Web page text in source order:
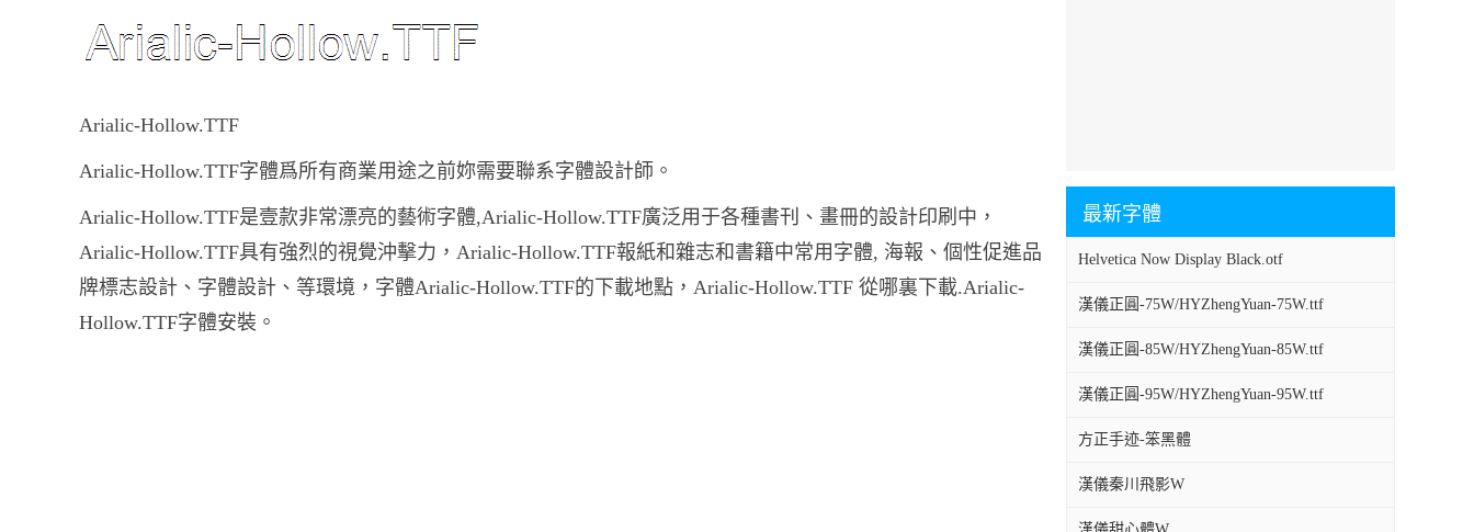
最新字體
Helvetica Now Display Black.otf
漢儀正圓-75W/HYZhengYuan-75W.ttf
漢儀正圓-85W/HYZhengYuan-85W.ttf
漢儀正圓-95W/HYZhengYuan-95W.ttf
方正手迹-笨黑體
漢儀秦川飛影W
Arialic-Hollow.TTF
Arialic-Hollow.TTF字體爲所有商業用途之前妳需要聯系字體設計師。
Arialic-Hollow.TTF是壹款非常漂亮的藝術字體,Arialic-Hollow.TTF廣泛用于各種書刊、畫冊的設計印刷中，
Arialic-Hollow.TTF具有強烈的視覺沖擊力，Arialic-Hollow.TTF報紙和雜志和書籍中常用字體, 海報、個性促進品
牌標志設計、字體設計、等環境，字體Arialic-Hollow.TTF的下載地點，Arialic-Hollow.TTF 從哪裏下載.Arialic-
Hollow.TTF字體安裝。